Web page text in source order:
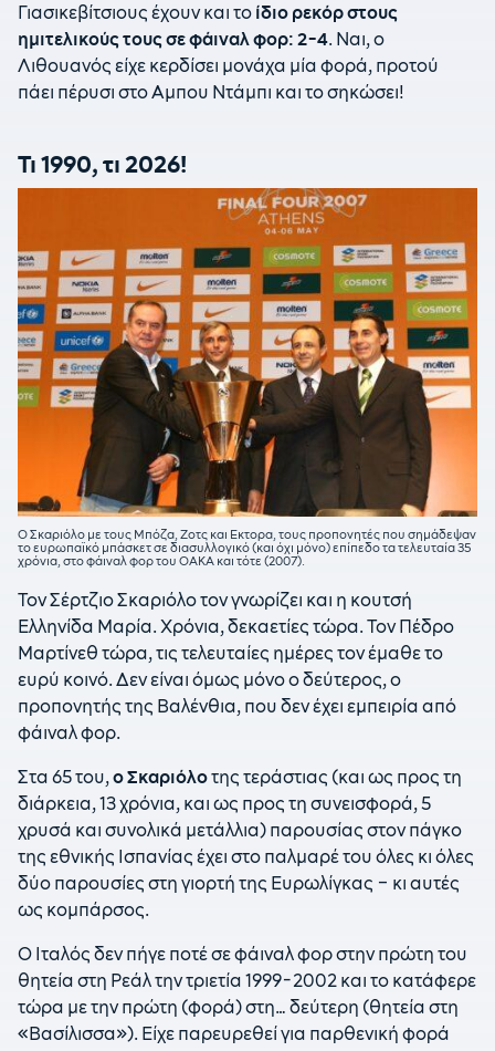
Γιασικεβίτσιους έχουν και το ίδιο ρεκόρ στους
ημιτελικούς τους σε φάιναλ φορ: 2-4. Ναι, ο
Λιθουανός είχε κερδίσει μονάχα μία φορά, προτού
πάει πέρυσι στο Αμπου Ντάμπι και το σηκώσει!
Τι 1990, τι 2026!
Ο Σκαριόλο με τους Μπόζα, Ζοτς και Εκτορα, τους προπονητές που σημάδεψαν
το ευρωπαϊκό μπάσκετ σε διασυλλογικό (και όχι μόνο) επίπεδο τα τελευταία 35
χρόνια, στο φάιναλ φορ του ΟΑΚΑ και τότε (2007).
Τον Σέρτζιο Σκαριόλο τον γνωρίζει και η κουτσή
Ελληνίδα Μαρία. Χρόνια, δεκαετίες τώρα. Τον Πέδρο
Μαρτίνεθ τώρα, τις τελευταίες ημέρες τον έμαθε το
ευρύ κοινό. Δεν είναι όμως μόνο ο δεύτερος, ο
προπονητής της Βαλένθια, που δεν έχει εμπειρία από
φάιναλ φορ.
Στα 65 του,ο Σκαριόλοτης τεράστιας (και ως προς τη
διάρκεια, 13 χρόνια, και ως προς τη συνεισφορά, 5
χρυσά και συνολικά μετάλλια) παρουσίας στον πάγκο
της εθνικής Ισπανίας έχει στο παλμαρέ του όλες κι όλες
δύο παρουσίες στη γιορτή της Ευρωλίγκας – κι αυτές
ως κομπάρσος.
Ο Ιταλός δεν πήγε ποτέ σε φάιναλ φορ στην πρώτη του
θητεία στη Ρεάλ την τριετία 1999-2002 και το κατάφερε
τώρα με την πρώτη (φορά) στη… δεύτερη (θητεία στη
«Βασίλισσα»). Είχε παρευρεθεί για παρθενική φορά